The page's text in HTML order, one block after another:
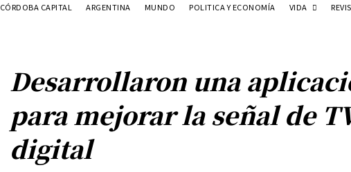
CÓRDOBA CAPITAL ARGENTINA MUNDO POLITICA Y ECONOMÍA VIDA
Desarrollaron una
para mejorar la señal de
digital